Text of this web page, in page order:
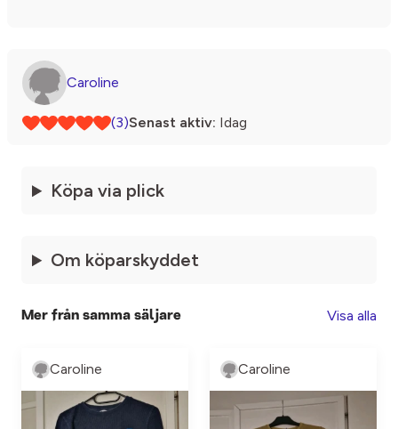
Caroline
(3)Senast aktiv: Idag
Köpa via plick
Om köparskyddet
Mer från samma säljare Visa alla
Caroline Caroline